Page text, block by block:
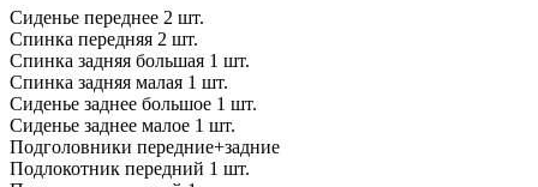
Сиденье переднее 2 шт.
Спинка передняя 2 шт.
Спинка задняя большая 1 шт.
Спинка задняя малая 1 шт.
Сиденье заднее большое 1 шт.
Сиденье заднее малое 1 шт.
Подголовники передние+задние
Подлокотник передний 1 шт.